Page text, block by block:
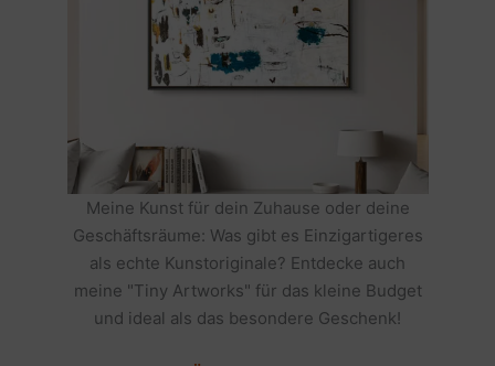
Meine Kunst für dein Zuhause oder deine
Geschäftsräume: Was gibt es Einzigartigeres
als echte Kunstoriginale? Entdecke auch
meine "Tiny Artworks" für das kleine Budget
und ideal als das besondere Geschenk!